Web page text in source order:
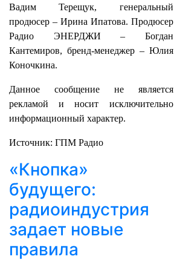
Вадим Терещук, генеральный
продюсер – Ирина Ипатова. Продюсер
Радио ЭНЕРДЖИ – Богдан
Кантемиров, бренд-менеджер – Юлия
Коночкина.
Данное сообщение не является
рекламой и носит исключительно
информационный характер.
Источник: ГПМ Радио
«Кнопка»
будущего:
радиоиндустрия
задает новые
правила